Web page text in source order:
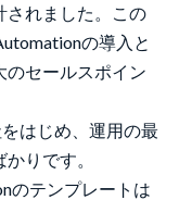
されました。この
の導入と
のセールスポイン
はじめ、運用の最
りです。
のテンプレートは